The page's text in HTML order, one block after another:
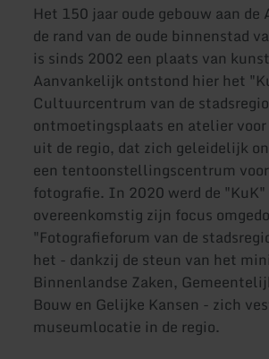
Het 150 jaar oude gebouw aan de
de rand van de oude binnenstad
is sinds 2002 een plaats van
Aanvankelijk ontstond hier het
Cultuurcentrum van de
ontmoetingsplaats en atelier
uit de regio, dat zich geleidelijk
een tentoonstellingscentrum
fotografie. In 2020 werd de "KuK"
overeenkomstig zijn focus
"Fotografieforum van de
het - dankzij de steun van het
Binnenlandse Zaken,
Bouw en Gelijke Kansen - zich
museumlocatie in de regio.